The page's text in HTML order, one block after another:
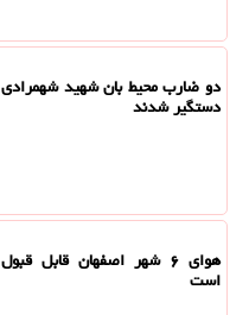
دو ضارب محیط بان شهید شهمرادی
دستگیر شدند
هوای ۶ شهر اصفهان قابل قبول
است